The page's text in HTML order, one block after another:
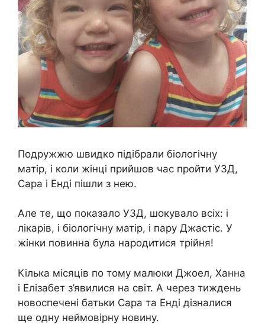
Подружжю швидко підібрали біологічну
матір, і коли жінці прийшов час пройти УЗД,
Сара і Енді пішли з нею.
Але те, що показало УЗД, шокувало всіх: і
лікарів, і біологічну матір, і пару Джастіс. У
жінки повинна була народитися трійня!
Кілька місяців по тому малюки Джоел, Ханна
і Елізабет з’явилися на світ. А через тиждень
новоспечені батьки Сара та Енді дізналися
ще одну неймовірну новину.